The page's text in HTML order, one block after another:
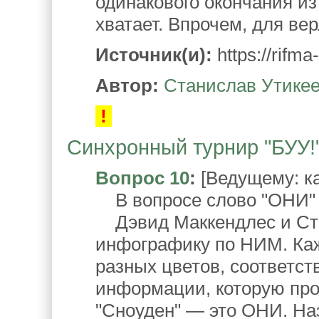
хватает. Впрочем, для
Источник(и): https://
Автор: Станислав
!
Синхронный турнир
Вопрос 10: [Ведущему:
В вопросе слово
Дэвид Маккендлес и
инфографику по НИМ.
разных цветов,
информации, которую
"Сноуден" — это ОНИ.